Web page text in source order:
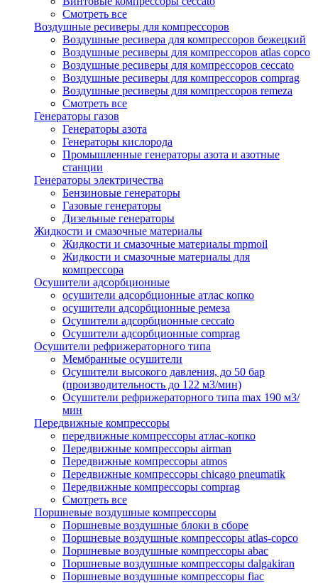
Смотреть все
Воздушные ресиверы для компрессоров
Воздушные ресивера для компрессоров бежецкий
Воздушные ресиверы для компрессоров atlas copco
Воздушные ресиверы для компрессоров ceccato
Воздушные ресиверы для компрессоров comprag
Воздушные ресиверы для компрессоров remeza
Смотреть все
Генераторы газов
Генераторы азота
Генераторы кислорода
Промышленные генераторы азота и азотные
станции
Генераторы электричества
Бензиновые генераторы
Газовые генераторы
Дизельные генераторы
Жидкости и смазочные материалы
Жидкости и смазочные материалы mpmoil
Жидкости и смазочные материалы для
компрессора
Осушители адсорбционные
осушители адсорбционные атлас копко
осушители адсорбционные ремеза
Осушители адсорбционные ceccato
Осушители адсорбционные comprag
Осушители рефрижераторного типа
Мембранные осушители
Осушители высокого давления, до 50 бар
(производительность до 122 м3/мин)
Осушители рефрижераторного типа max 190 м3/
мин
Передвижные компрессоры
передвижные компрессоры атлас-копко
Передвижные компрессоры airman
Передвижные компрессоры atmos
Передвижные компрессоры chicago pneumatik
Передвижные компрессоры comprag
Смотреть все
Поршневые воздушные компрессоры
Поршневые воздушные блоки в сборе
Поршневые воздушные компрессоры atlas-copco
Поршневые воздушные компрессоры abac
Поршневые воздушные компрессоры dalgakiran
Поршневые воздушные компрессоры fiac